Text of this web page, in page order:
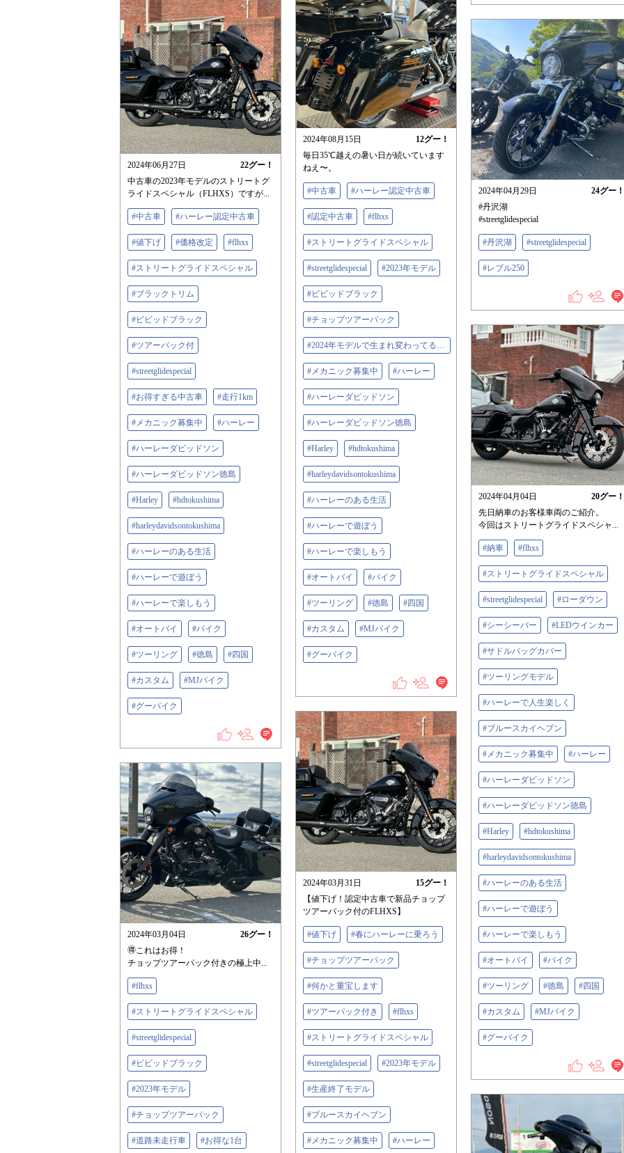
2024年08月15日 12グー！
毎日35℃越えの暑い日が続いています
ねえ〜。
#中古車 #ハーレー認定中古車
#認定中古車 #flhxs
#ストリートグライドスペシャル
#streetglidespecial #2023年モデル
#ビビッドブラック
#チョップツアーパック
#2024年モデルで生まれ変わってるのでもうこのモデルはどんどん無くなっていきますよ
#メカニック募集中 #ハーレー
#ハーレーダビッドソン
#ハーレーダビッドソン徳島
#Harley #hdtokushima
#harleydavidsontokushima
#ハーレーのある生活
#ハーレーで遊ぼう
#ハーレーで楽しもう
#オートバイ #バイク
#ツーリング #徳島 #四国
#カスタム #MJバイク
#グーバイク
2024年06月27日 22グー！
中古車の2023年モデルのストリートグ
ライドスペシャル（FLHXS）ですが...
#中古車 #ハーレー認定中古車
#値下げ #価格改定 #flhxs
#ストリートグライドスペシャル
#ブラックトリム
#ビビッドブラック
#ツアーパック付
#streetglidespecial
#お得すぎる中古車 #走行1km
#メカニック募集中 #ハーレー
#ハーレーダビッドソン
#ハーレーダビッドソン徳島
#Harley #hdtokushima
#harleydavidsontokushima
#ハーレーのある生活
#ハーレーで遊ぼう
#ハーレーで楽しもう
#オートバイ #バイク
#ツーリング #徳島 #四国
#カスタム #MJバイク
#グーバイク
2024年04月29日 24グー！
#丹沢湖
#streetglidespecial
#丹沢湖 #streetglidespecial
#レブル250
2024年04月04日 20グー！
先日納車のお客様車両のご紹介。
今回はストリートグライドスペシャ...
#納車 #flhxs
#ストリートグライドスペシャル
#streetglidespecial #ローダウン
#シーシーバー #LEDウインカー
#サドルバッグカバー
#ツーリングモデル
#ハーレーで人生楽しく
#ブルースカイヘブン
#メカニック募集中 #ハーレー
#ハーレーダビッドソン
#ハーレーダビッドソン徳島
#Harley #hdtokushima
#harleydavidsontokushima
#ハーレーのある生活
#ハーレーで遊ぼう
#ハーレーで楽しもう
#オートバイ #バイク
#ツーリング #徳島 #四国
#カスタム #MJバイク
#グーバイク
2024年03月31日 15グー！
【値下げ！認定中古車で新品チョップ
ツアーパック付のFLHXS】
#値下げ #春にハーレーに乗ろう
#チョップツアーパック
#何かと重宝します
#ツアーパック付き #flhxs
#ストリートグライドスペシャル
#streetglidespecial #2023年モデル
#生産終了モデル
#ブルースカイヘブン
#メカニック募集中 #ハーレー
2024年03月04日 26グー！
🉐これはお得！
チョップツアーパック付きの極上中...
#flhxs
#ストリートグライドスペシャル
#streetglidespecial
#ビビッドブラック
#2023年モデル
#チョップツアーパック
#道路未走行車 #お得な1台